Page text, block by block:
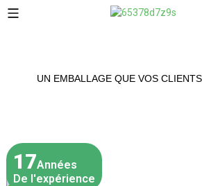
UN EMBALLAGE QUE VOS
17Années
De l'expérience